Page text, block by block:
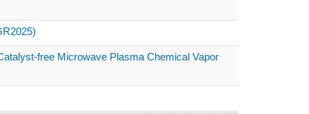
free Microwave Plasma Chemical Vapor